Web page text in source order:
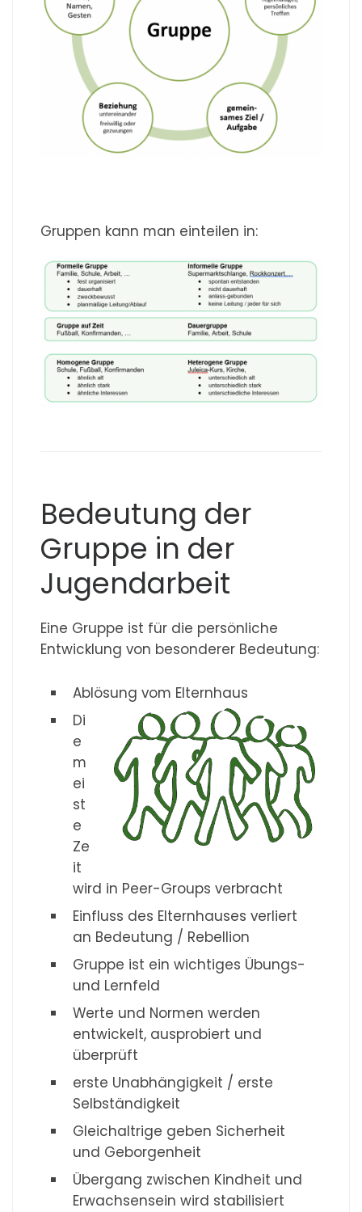
Gruppen kann man einteilen in:
Bedeutung der
Gruppe in der
Jugendarbeit
Eine Gruppe ist für die persönliche
Entwicklung von besonderer Bedeutung:
Ablösung vom Elternhaus
Di
e
m
ei
st
e
Ze
it
wird in Peer-Groups verbracht
Einfluss des Elternhauses verliert
an Bedeutung / Rebellion
Gruppe ist ein wichtiges Übungs-
und Lernfeld
Werte und Normen werden
entwickelt, ausprobiert und
überprüft
erste Unabhängigkeit / erste
Selbständigkeit
Gleichaltrige geben Sicherheit
und Geborgenheit
Übergang zwischen Kindheit und
Erwachsensein wird stabilisiert